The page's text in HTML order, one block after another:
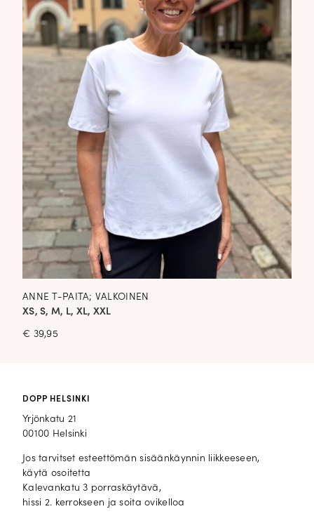
ANNE T-PAITA; VALKOINEN
XS, S, M, L, XL, XXL
€ 39,95
DOPP HELSINKI
Yrjönkatu 21
00100 Helsinki
Jos tarvitset esteettömän sisäänkäynnin liikkeeseen,
käytä osoitetta
Kalevankatu 3 porraskäytävä,
hissi 2. kerrokseen ja soita ovikelloa